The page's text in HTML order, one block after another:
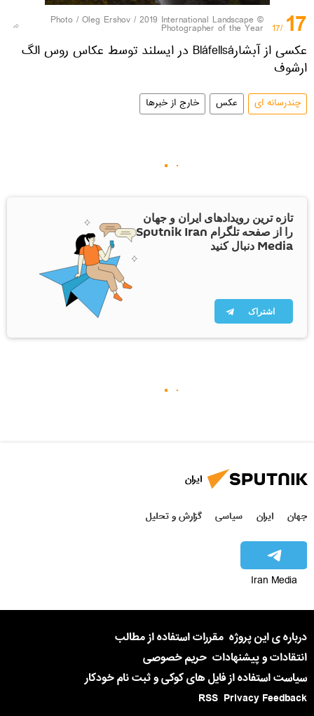
17
/17
© Photo /
Oleg Ershov / 2019 International Landscape
Photographer of the Year
عکسی از آبشارBláfellsá در ایسلند توسط عکاس روس الگ
ارشوف
چندرسانه ای عکس خارج از خبرها
تازه ترین رویدادهای ایران و جهان
را از صفحه تلگرام Sputnik Iran
Media دنبال کنید
اشتراک
ایران
جهان ایران سیاسی گزارش و تحلیل
Iran Media
درباره ی این پروژه مقررات استفاده از مطالب
انتقادات و پیشنهادات حریم خصوصی
سیاست استفاده از فایل های کوکی و ثبت نام خودکار
Privacy Feedback
RSS